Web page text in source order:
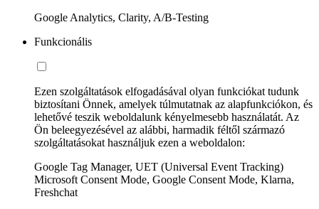
Google Analytics, Clarity, A/B-Testing
Funkcionális
Ezen szolgáltatások elfogadásával olyan funkciókat tudunk
biztosítani Önnek, amelyek túlmutatnak az alapfunkciókon, és
lehetővé teszik weboldalunk kényelmesebb használatát. Az
Ön beleegyezésével az alábbi, harmadik féltől származó
szolgáltatásokat használjuk ezen a weboldalon:
Google Tag Manager, UET (Universal Event Tracking)
Microsoft Consent Mode, Google Consent Mode, Klarna,
Freshchat